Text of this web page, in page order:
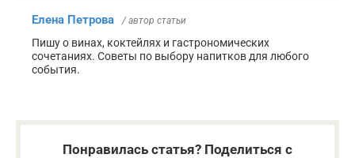
Елена Петрова / автор статьи
Пишу о винах, коктейлях и гастрономических
сочетаниях. Советы по выбору напитков для любого
события.
Понравилась статья? Поделиться с